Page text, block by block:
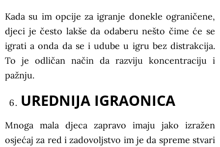
Kada su im opcije za igranje donekle ograničene,
djeci je često lakše da odaberu nešto čime će se
igrati a onda da se i udube u igru bez distrakcija.
To je odličan način da razviju koncentraciju i
pažnju.
UREDNIJA IGRAONICA
Mnoga mala djeca zapravo imaju jako izražen
osjećaj za red i zadovoljstvo im je da spreme stvari